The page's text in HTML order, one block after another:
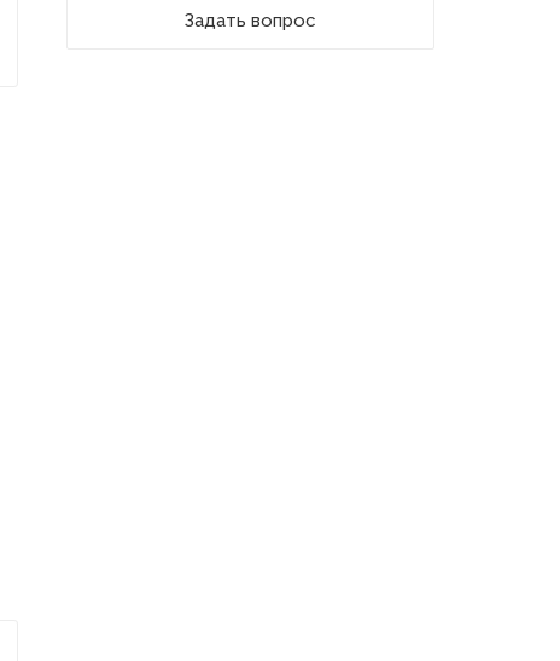
Задать вопрос